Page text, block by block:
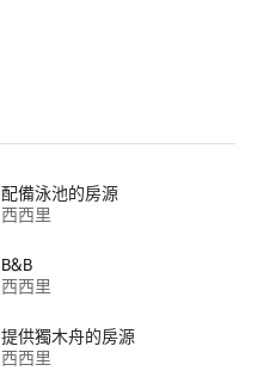
配備泳池的房源
西西里
B&B
西西里
提供獨木舟的房源
西西里